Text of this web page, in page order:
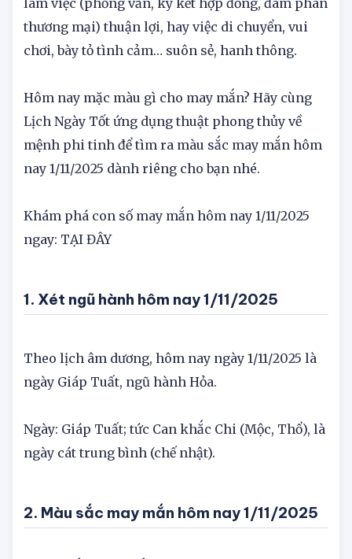
Có như vậy một ngày học tập (thi cử) may mắn,
làm việc (phỏng vấn, ký kết hợp đồng, đàm phán
thương mại) thuận lợi, hay việc di chuyển, vui
Hôm nay mặc màu gì cho may mắn? Hãy cùng
Lịch Ngày Tốt ứng dụng thuật phong thủy về
mệnh phi tinh để tìm ra màu sắc may mắn hôm
Khám phá con số may mắn hôm nay 1/11/2025
Theo lịch âm dương, hôm nay ngày 1/11/2025 là
Ngày: Giáp Tuất; tức Can khắc Chi (Mộc, Thổ), là